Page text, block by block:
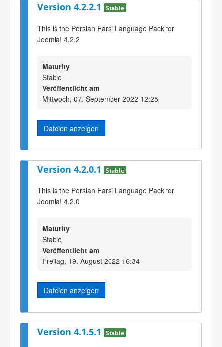
Version 4.2.2.1 Stable
This is the Persian Farsi Language Pack for
Joomla! 4.2.2
Maturity
Stable
Veröffentlicht am
Mittwoch, 07. September 2022 12:25
Dateien anzeigen
Version 4.2.0.1 Stable
This is the Persian Farsi Language Pack for
Joomla! 4.2.0
Maturity
Stable
Veröffentlicht am
Freitag, 19. August 2022 16:34
Dateien anzeigen
Version 4.1.5.1 Stable